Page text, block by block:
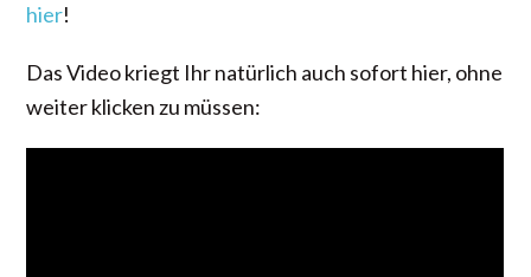
hier!
Das Video kriegt Ihr natürlich auch sofort hier, ohne
weiter klicken zu müssen: